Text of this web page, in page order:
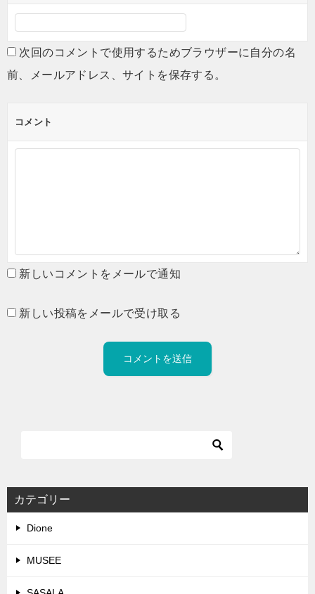
次回のコメントで使用するためブラウザーに自分の名
前、メールアドレス、サイトを保存する。
コメント
新しいコメントをメールで通知
新しい投稿をメールで受け取る
カテゴリー
Dione
MUSEE